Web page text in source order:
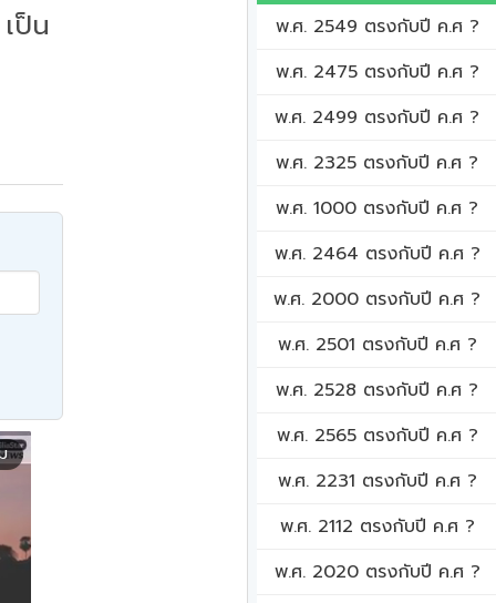
ป็น
พ.ศ. 2549 ตรงกับปี ค.ศ ?
พ.ศ. 2475 ตรงกับปี ค.ศ ?
พ.ศ. 2499 ตรงกับปี ค.ศ ?
พ.ศ. 2325 ตรงกับปี ค.ศ ?
พ.ศ. 1000 ตรงกับปี ค.ศ ?
พ.ศ. 2464 ตรงกับปี ค.ศ ?
พ.ศ. 2000 ตรงกับปี ค.ศ ?
พ.ศ. 2501 ตรงกับปี ค.ศ ?
พ.ศ. 2528 ตรงกับปี ค.ศ ?
พ.ศ. 2565 ตรงกับปี ค.ศ ?
พ.ศ. 2231 ตรงกับปี ค.ศ ?
พ.ศ. 2112 ตรงกับปี ค.ศ ?
พ.ศ. 2020 ตรงกับปี ค.ศ ?